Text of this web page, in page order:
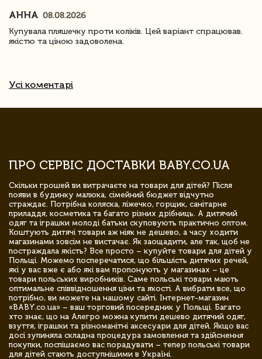
АННА 08.08.2026
Купувала пляшечку проти коліків. Цей варіант спрацював.
якістю та ціною задоволена.
Усі коментарі
ПРО СЕРВІС ДОСТАВКИ BABY.CO.UA
Скільки грошей ви витрачаєте на товари для дітей? Після
появи в будинку малюка, сімейний бюджет відчутно
страждає. Потрібна коляска, ліжечко, горщик, санітарне
приладдя, косметика та багато різних дрібниць. А дитячий
одяг та іграшки молоді батьки скуповують практично оптом.
Коштують дитячі товари аж ніяк не дешево, а часу ходити
магазинами зовсім не вистачає. Як заощадити, але так, щоб не
постраждала якість? Все просто – купуйте товари для дітей у
Польщі. Можемо посперечатися, що більшість дитячих речей,
які у вас вже є або які вам пропонують у магазинах – це
товари польських виробників. Саме польські товари мають
оптимальне співвідношення ціни та якості. А вибрати все, що
потрібно, ви можете на нашому сайті. Інтернет-магазин
«BABY.co.ua» – ваш торговий посередник у Польщі. Багато
хто знає, що на Алегро можна купити дешево дитячий одяг,
взуття, іграшки та різноманітні аксесуари для дітей. Якщо вас
досі зупиняла складна процедура замовлення та здійснення
покупки, поспішаємо вас порадувати – тепер польські товари
для дітей стають доступнішими в Україні.